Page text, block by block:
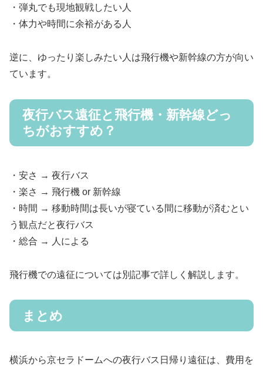
・弾丸でも現地観戦したい人
・体力や時間に余裕がある人
逆に、ゆったり楽しみたい人は飛行機や新幹線の方が向い
ています。
夜行バス遠征と飛行機・新幹線どっ
ちがおすすめ？
・安さ → 夜行バス
・楽さ → 飛行機 or 新幹線
・時間 → 移動時間は長いが寝ている間に移動が済むとい
う観点だと夜行バス
・総合 → 人による
飛行機での遠征については別記事で詳しく解説します。
まとめ
横浜から京セラドームへの夜行バス日帰り遠征は、費用を